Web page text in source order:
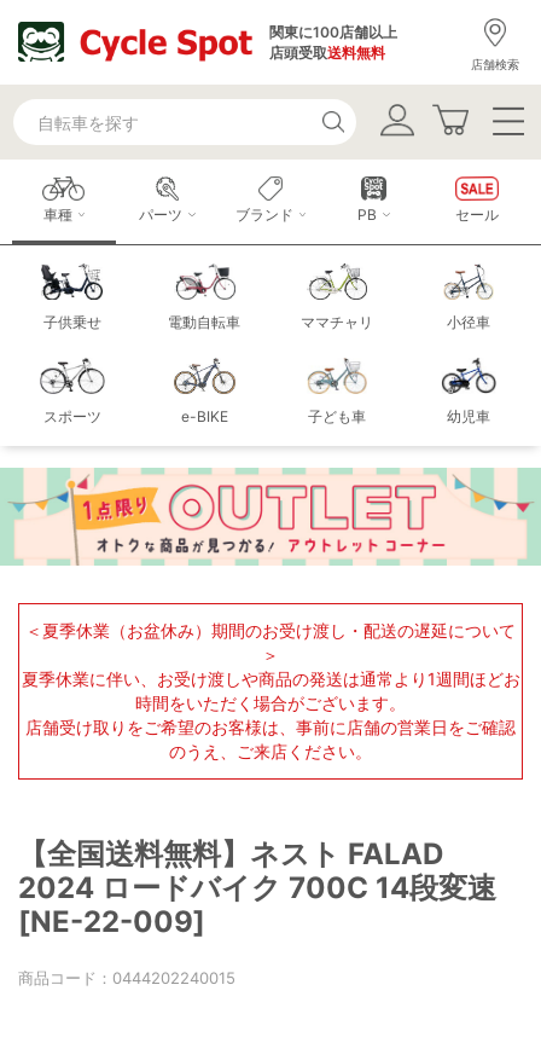
関東に100店舗以上
店頭受取送料無料
店舗検索
車種
子供乗せ 電動自転車 ママチャリ 小径車
スポーツ e-BIKE 子ども車 幼児車
パーツ ブランド PB セール
＜夏季休業（お盆休み）期間のお受け渡し・配送の遅延について
＞
夏季休業に伴い、お受け渡しや商品の発送は通常より1週間ほどお
時間をいただく場合がございます。
店舗受け取りをご希望のお客様は、事前に店舗の営業日をご確認
のうえ、ご来店ください。
【全国送料無料】ネスト FALAD
2024 ロードバイク 700C 14段変速
[NE-22-009]
商品コード： 0444202240015